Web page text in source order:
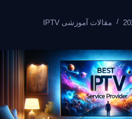
مقالات آموزشی IPTV